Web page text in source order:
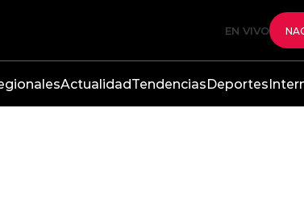
EN VIVO
ActualidadTendenciasDeportes